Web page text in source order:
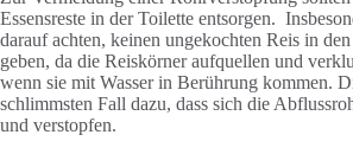
Essensreste in der Toilette entsorgen.
darauf achten, keinen ungekochten Reis in
geben, da die Reiskörner aufquellen und
wenn sie mit Wasser in Berührung kommen.
schlimmsten Fall dazu, dass sich die
und verstopfen.